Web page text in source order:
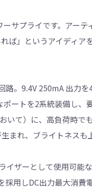
サプライです。アー
ば」というアイディア
。9.4V 250mA 出力
ートを2系統装備し、
いて）に、高負荷時で
れ、ブライトネスも
ザーとして使用可能
採用しDC出力最大消